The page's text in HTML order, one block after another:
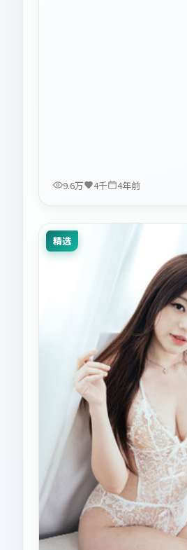
9.6万 4千 4年前
精选